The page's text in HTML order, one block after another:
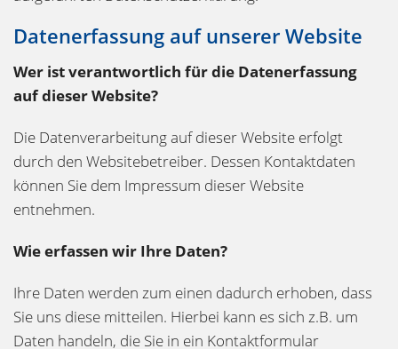
Datenerfassung auf unserer Website
Wer ist verantwortlich für die Datenerfassung
auf dieser Website?
Die Datenverarbeitung auf dieser Website erfolgt
durch den Websitebetreiber. Dessen Kontaktdaten
können Sie dem Impressum dieser Website
entnehmen.
Wie erfassen wir Ihre Daten?
Ihre Daten werden zum einen dadurch erhoben, dass
Sie uns diese mitteilen. Hierbei kann es sich z.B. um
Daten handeln, die Sie in ein Kontaktformular